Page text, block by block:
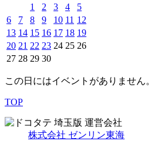
1
2 3 4
5
6
7 8 9 10 11 12
13 14 15 16 17 18 19
20 21 22 23 24 25 26
27 28 29 30
この日にはイベントがありません。
TOP
埼玉版 運営会社
株式会社 ゼンリン東海